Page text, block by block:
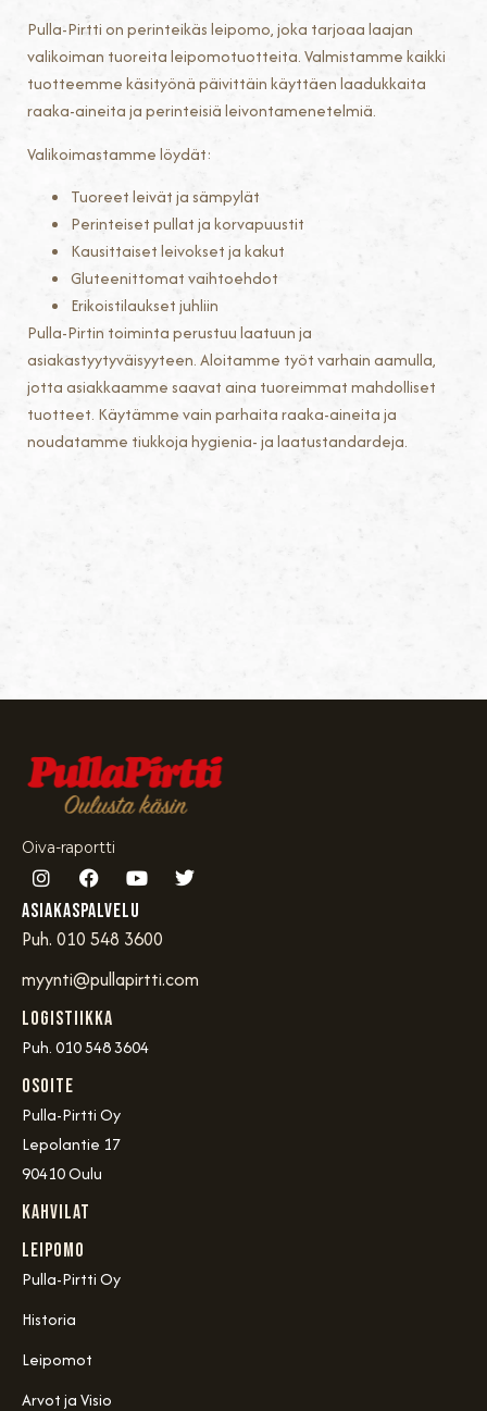
Pulla-Pirtti on perinteikäs leipomo, joka tarjoaa laajan
valikoiman tuoreita leipomotuotteita. Valmistamme kaikki
tuotteemme käsityönä päivittäin käyttäen laadukkaita
raaka-aineita ja perinteisiä leivontamenetelmiä.
Valikoimastamme löydät:
Tuoreet leivät ja sämpylät
Perinteiset pullat ja korvapuustit
Kausittaiset leivokset ja kakut
Gluteenittomat vaihtoehdot
Erikoistilaukset juhliin
Pulla-Pirtin toiminta perustuu laatuun ja
asiakastyytyväisyyteen. Aloitamme työt varhain aamulla,
jotta asiakkaamme saavat aina tuoreimmat mahdolliset
tuotteet. Käytämme vain parhaita raaka-aineita ja
noudatamme tiukkoja hygienia- ja laatustandardeja.
Oiva-raportti
Asiakaspalvelu
Puh. 010 548 3600
myynti@pullapirtti.com
Logistiikka
Puh. 010 548 3604
OSOITE
Pulla-Pirtti Oy
Lepolantie 17
90410 Oulu
Kahvilat
Leipomo
Pulla-Pirtti Oy
Historia
Leipomot
Arvot ja Visio